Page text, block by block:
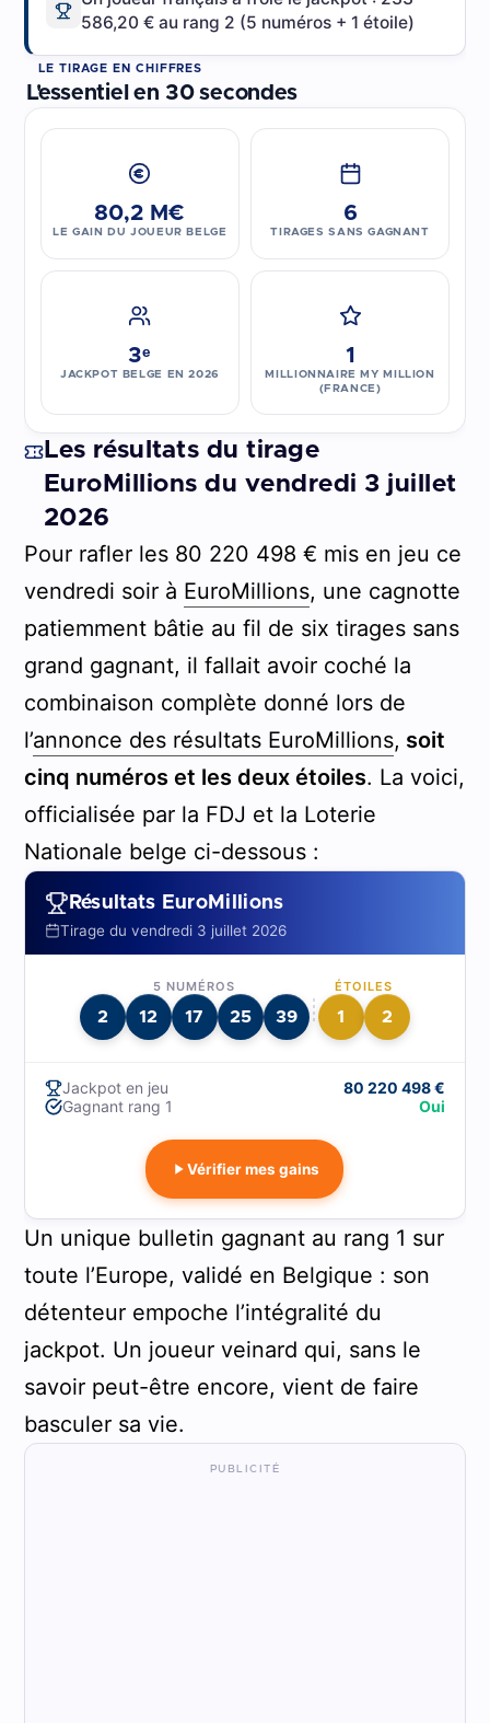
586,20 € au rang 2 (5 numéros + 1 étoile)
LE TIRAGE EN CHIFFRES
L'essentiel en 30 secondes
80,2 M€
LE GAIN DU JOUEUR BELGE
6
TIRAGES SANS GAGNANT
3ᵉ
JACKPOT BELGE EN 2026
1
MILLIONNAIRE MY MILLION
(FRANCE)
Les résultats du tirage
EuroMillions du vendredi 3 juillet
2026
Pour rafler les 80 220 498 € mis en jeu ce
vendredi soir à EuroMillions, une cagnotte
patiemment bâtie au fil de six tirages sans
grand gagnant, il fallait avoir coché la
combinaison complète donné lors de
l’annonce des résultats EuroMillions, soit
cinq numéros et les deux étoiles. La voici,
officialisée par la FDJ et la Loterie
Nationale belge ci-dessous :
Résultats EuroMillions
Tirage du vendredi 3 juillet 2026
5 NUMÉROS
2 12 17 25 39
ÉTOILES
1 2
Jackpot en jeu
80 220 498 €
Gagnant rang 1
Oui
Vérifier mes gains
Un unique bulletin gagnant au rang 1 sur
toute l’Europe, validé en Belgique : son
détenteur empoche l’intégralité du
jackpot. Un joueur veinard qui, sans le
savoir peut-être encore, vient de faire
basculer sa vie.